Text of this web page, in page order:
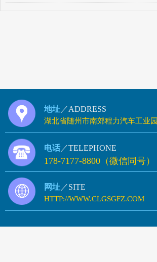
地址 ／ADDRESS
湖北省随州市南郊程力汽车工业园
电话 ／TELEPHONE
178-7177-8800（微信同号）
网址 ／SITE
HTTP://WWW.CLGSGFZ.COM